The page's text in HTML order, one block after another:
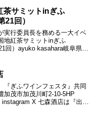
茶サミットinぎふ
21回）
実行委員長を務める一大イベ
地紅茶サミットinぎふ
回）ayuko kasahara岐阜県岐
カデミー イオン...
ぎふワインフェスタ』共同
茂市加茂川町2-10-5HP
instagram X 七森酒店は『出所